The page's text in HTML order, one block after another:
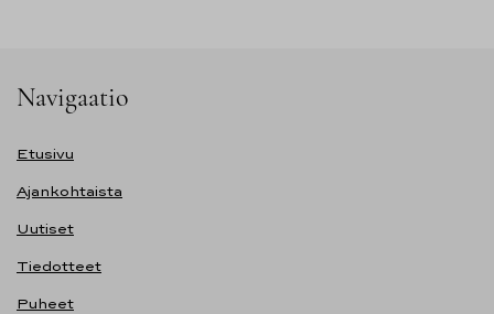
Navigaatio
Etusivu
Ajankohtaista
Uutiset
Tiedotteet
Puheet